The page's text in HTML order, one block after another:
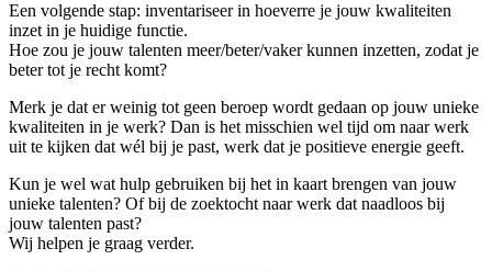
Een volgende stap: inventariseer in hoeverre je jouw kwaliteiten
inzet in je huidige functie.
Hoe zou je jouw talenten meer/beter/vaker kunnen inzetten, zodat je
beter tot je recht komt?
Merk je dat er weinig tot geen beroep wordt gedaan op jouw unieke
kwaliteiten in je werk? Dan is het misschien wel tijd om naar werk
uit te kijken dat wél bij je past, werk dat je positieve energie geeft.
Kun je wel wat hulp gebruiken bij het in kaart brengen van jouw
unieke talenten? Of bij de zoektocht naar werk dat naadloos bij
jouw talenten past?
Wij helpen je graag verder.